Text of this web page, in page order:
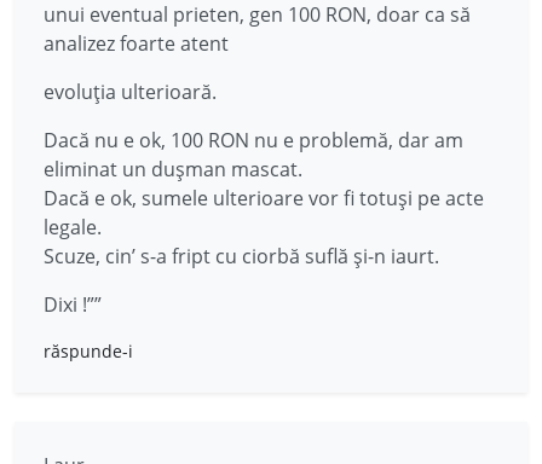
unui eventual prieten, gen 100 RON, doar ca să
analizez foarte atent
evoluția ulterioară.
Dacă nu e ok, 100 RON nu e problemă, dar am
eliminat un dușman mascat.
Dacă e ok, sumele ulterioare vor fi totuși pe acte
legale.
Scuze, cin’ s-a fript cu ciorbă suflă și-n iaurt.
Dixi !””
răspunde-i